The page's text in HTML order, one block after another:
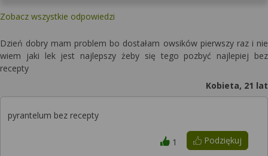
Zobacz wszystkie odpowiedzi
Dzień dobry mam problem bo dostałam owsików pierwszy raz i nie
wiem jaki lek jest najlepszy żeby się tego pozbyć najlepiej bez
recepty
Kobieta, 21 lat
pyrantelum bez recepty
Podziękuj
1